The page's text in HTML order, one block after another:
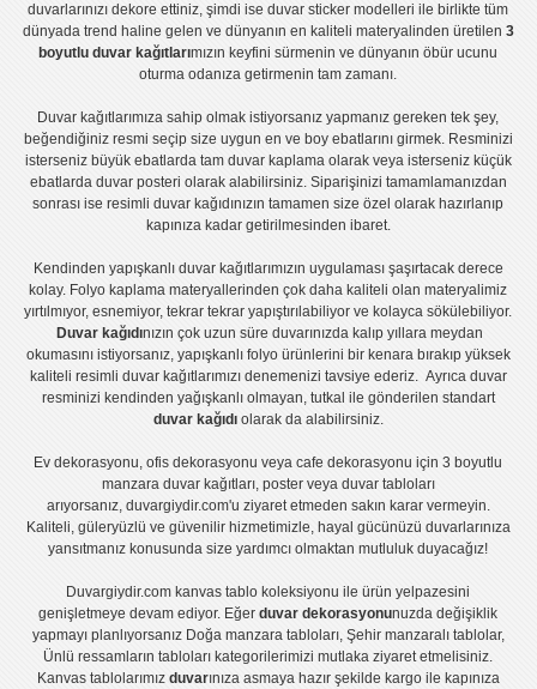
duvarlarınızı dekore ettiniz, şimdi iseduvar sticker modelleri ile birlikte tüm
dünyada trend haline gelen ve dünyanın en kaliteli materyalinden üretilen 3
boyutlu duvar kağıtlarımızın keyfini sürmenin ve dünyanın öbür ucunu
oturma odanıza getirmenin tam zamanı.
Duvar kağıtlarımıza sahip olmak istiyorsanız yapmanız gereken tek şey,
beğendiğiniz resmi seçip size uygun en ve boy ebatlarını girmek. Resminizi
isterseniz büyük ebatlarda tam duvar kaplamaolarak veya isterseniz küçük
ebatlarda duvar posteri olarak alabilirsiniz. Siparişinizi tamamlamanızdan
sonrası iseresimli duvar kağıdınızın tamamen size özel olarak hazırlanıp
kapınıza kadar getirilmesinden ibaret.
Kendinden yapışkanlı duvar kağıtlarımızın uygulamasışaşırtacak derece
kolay. Folyo kaplama materyallerinden çok daha kaliteli olanmateryalimiz
yırtılmıyor, esnemiyor, tekrar tekrar yapıştırılabiliyor ve kolayca sökülebiliyor.
Duvar kağıdınızın çok uzun süre duvarınızda kalıp yıllara meydan
okumasını istiyorsanız, yapışkanlı folyoürünlerini bir kenara bırakıp yüksek
kaliteli resimli duvar kağıtlarımızı denemenizi tavsiye ederiz. Ayrıca duvar
resminizi kendinden yağışkanlı olmayan, tutkal ile gönderilen standart
duvar kağıdıolarak da alabilirsiniz.
Ev dekorasyonu,ofis dekorasyonu veyacafe dekorasyonu için3 boyutlu
manzara duvar kağıtları, posterveya duvar tabloları
arıyorsanız, duvargiydir.com'u ziyaret etmeden sakın karar vermeyin.
Kaliteli, güleryüzlü ve güvenilir hizmetimizle, hayal gücünüzü duvarlarınıza
yansıtmanız konusunda size yardımcı olmaktan mutluluk duyacağız!
Duvargiydir.com kanvas tablo koleksiyonu ile ürün yelpazesini
genişletmeye devam ediyor. Eğerduvar dekorasyonunuzda değişiklik
yapmayı planlıyorsanız Doğa manzara tabloları, Şehir manzaralı tablolar,
Ünlü ressamların tabloları kategorilerimizi mutlaka ziyaret etmelisiniz.
Kanvas tablolarımız duvarınıza asmaya hazır şekilde kargo ile kapınıza